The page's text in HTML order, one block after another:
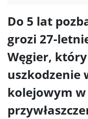
Do 5 lat
grozi 27-
Węgier,
uszkodzenie
kolejowym